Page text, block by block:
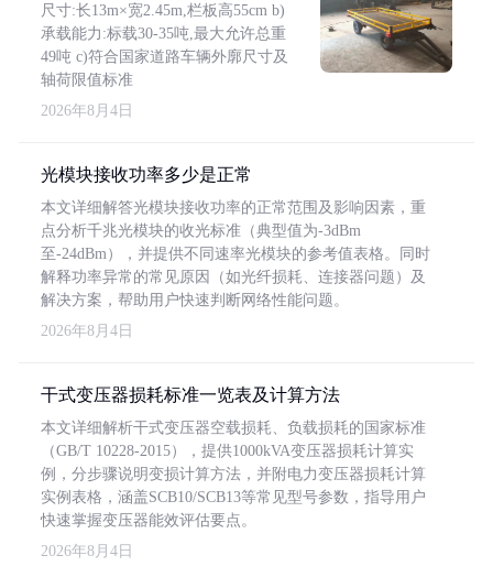
尺寸:长13m×宽2.45m,栏板高55cm b)
承载能力:标载30-35吨,最大允许总重
49吨 c)符合国家道路车辆外廓尺寸及
轴荷限值标准
2026年8月4日
光模块接收功率多少是正常
本文详细解答光模块接收功率的正常范围及影响因素，重
点分析千兆光模块的收光标准（典型值为-3dBm
至-24dBm），并提供不同速率光模块的参考值表格。同时
解释功率异常的常见原因（如光纤损耗、连接器问题）及
解决方案，帮助用户快速判断网络性能问题。
2026年8月4日
干式变压器损耗标准一览表及计算方法
本文详细解析干式变压器空载损耗、负载损耗的国家标准
（GB/T 10228-2015），提供1000kVA变压器损耗计算实
例，分步骤说明变损计算方法，并附电力变压器损耗计算
实例表格，涵盖SCB10/SCB13等常见型号参数，指导用户
快速掌握变压器能效评估要点。
2026年8月4日